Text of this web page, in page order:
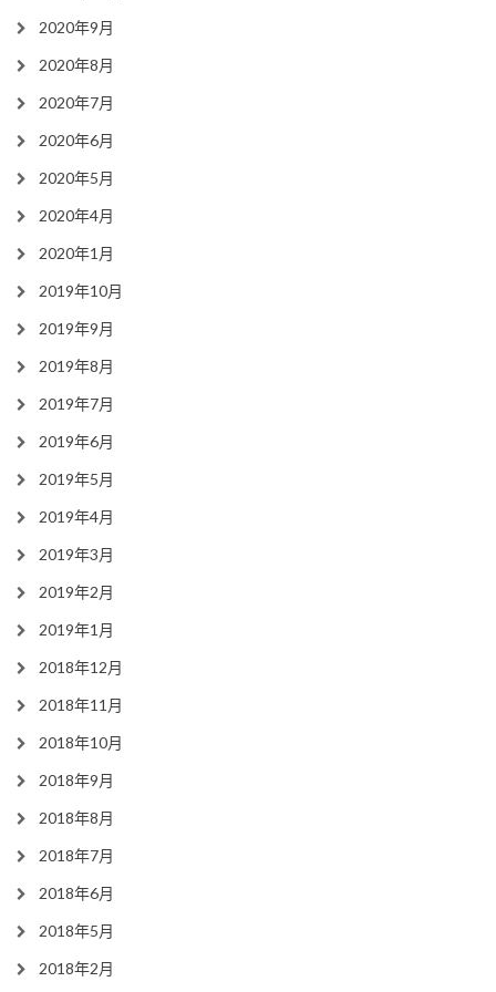
2020年9月
2020年8月
2020年7月
2020年6月
2020年5月
2020年4月
2020年1月
2019年10月
2019年9月
2019年8月
2019年7月
2019年6月
2019年5月
2019年4月
2019年3月
2019年2月
2019年1月
2018年12月
2018年11月
2018年10月
2018年9月
2018年8月
2018年7月
2018年6月
2018年5月
2018年2月